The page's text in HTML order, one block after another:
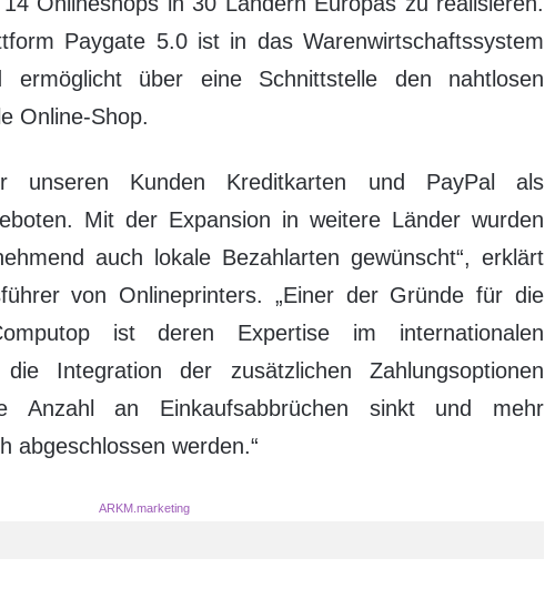
Paygate 5.0 ist in das Warenwirtschaftssystem
über eine Schnittstelle den nahtlosen
Online-Shop.
unseren Kunden Kreditkarten und PayPal als
Mit der Expansion in weitere Länder wurden
auch lokale Bezahlarten gewünscht“, erklärt
von Onlineprinters. „Einer der Gründe für die
ist deren Expertise im internationalen
Integration der zusätzlichen Zahlungsoptionen
Anzahl an Einkaufsabbrüchen sinkt und mehr
abgeschlossen werden.“
ARKM.marketing